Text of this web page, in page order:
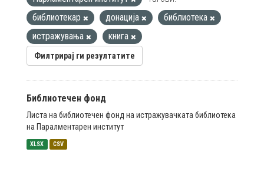
библиотекар
донација
библиотека
истражувања
книга
Филтрирај ги резултатите
Библиотечен фонд
Листа на библиотечен фонд на истражувачката библиотека
на Паралментарен институт
XLSX CSV